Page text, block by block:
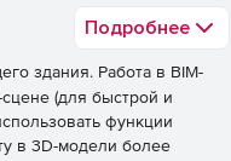
Подробнее
здания. Работа в BIM-
(для быстрой и
функции
в 3D-модели более